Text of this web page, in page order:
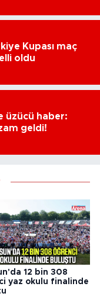
Kupası maç
oldu
üzücü haber:
geldi!
12 bin 308
yaz okulu finalinde